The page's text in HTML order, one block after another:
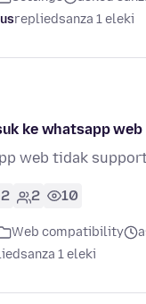
repliedsanza 1 eleki
ke whatsapp web
web tidak
2 2 10
Web compatibility
sanza 1 eleki